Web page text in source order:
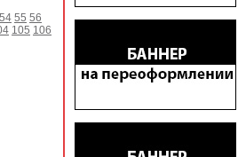
54 55 56
105 106